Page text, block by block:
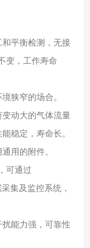
平衡检测，无接
变，工作寿命
狭窄的场合。
动大的气体流量
稳定，寿命长。
用的附件。
可通过
集及监控系统，
能力强，可靠性